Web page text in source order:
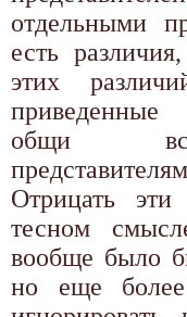
отдельными
есть
этих
приведенные
общи
Отрицать
тесном
вообще было
но еще